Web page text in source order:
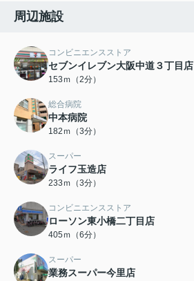
周辺施設
コンビニエンスストア
セブンイレブン大阪中道３丁目店
153ｍ（2分）
総合病院
中本病院
182ｍ（3分）
スーパー
ライフ玉造店
233ｍ（3分）
コンビニエンスストア
ローソン東小橋二丁目店
405ｍ（6分）
スーパー
業務スーパー今里店